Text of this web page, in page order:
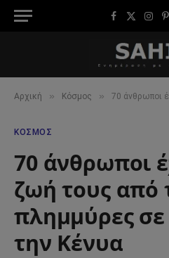
Facebook
X
Αρχική » Κόσμος » 70 άνθρωποι έχασαν
ΚΌΣΜΟΣ
70 άνθρωποι
ζωή τους από
πλημμύρες
την Κένυα